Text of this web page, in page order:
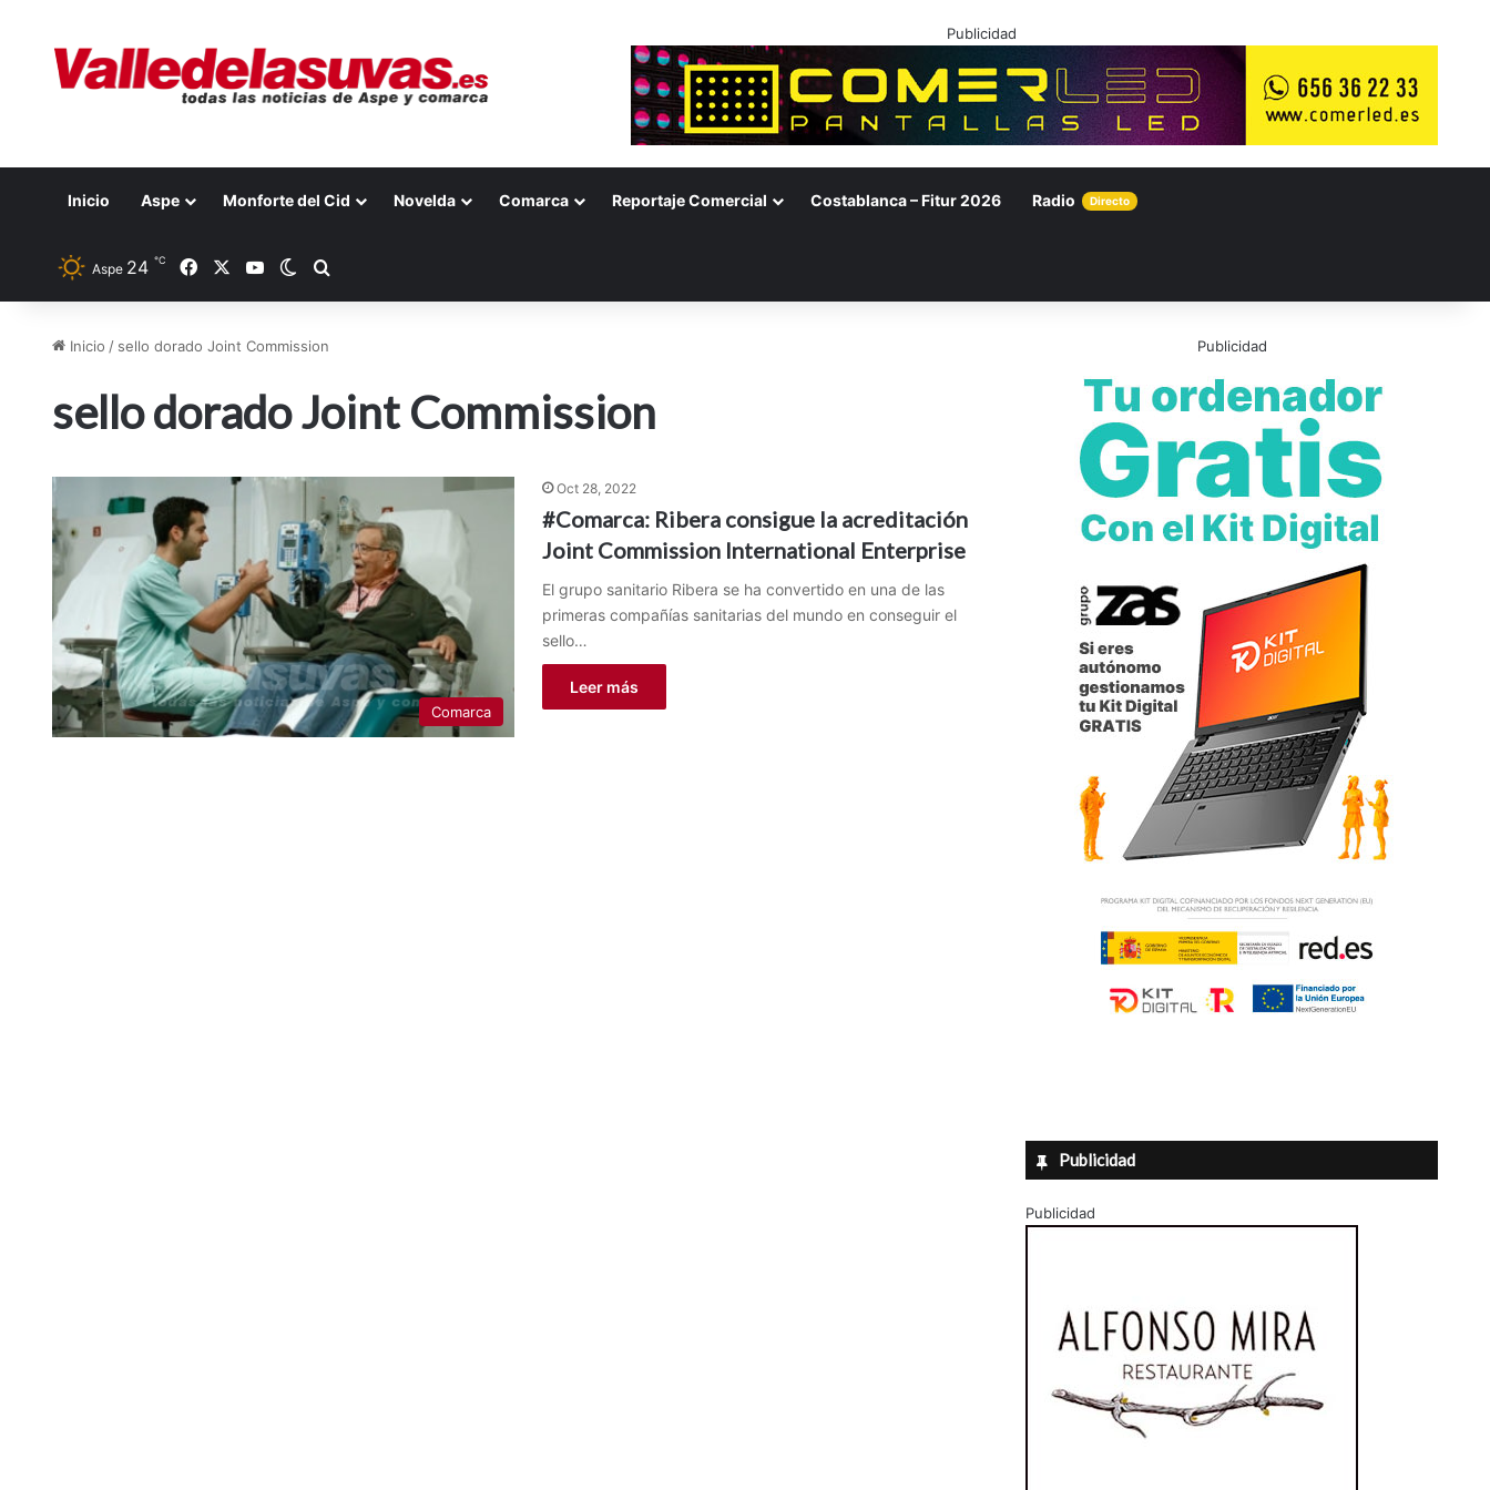
Publicidad
Inicio Aspe Monforte del Cid Novelda Comarca Reportaje Comercial Costablanca – Fitur 2026 Radio Directo
Aspe 24 ℃ FacebookYouTubeSwitch skin
Inicio / sello dorado Joint Commission
sello dorado Joint Commission
Comarca
Oct 28, 2022
#Comarca: Ribera consigue la acreditación
Joint Commission International Enterprise
El grupo sanitario Ribera se ha convertido en una de las
primeras compañías sanitarias del mundo en conseguir el
sello…
Leer más
Publicidad
Publicidad
Publicidad